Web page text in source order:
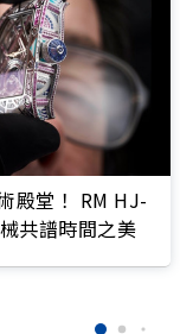
RM HJ-
共譜時間之美